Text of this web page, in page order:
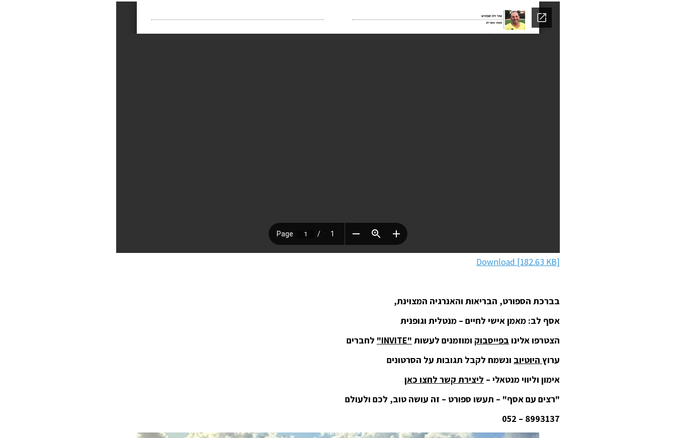
Download [182.63 KB]
בברכת הספורט, הבריאות והאנרגיה המצוינת,
אסף לב: מאמן אישי לחיים – מנטלית וגופנית
הצטרפו אלינו בפייסבוק ומוזמנים לעשות "INVITE"
לחברים
ערוץ היוטיוב ונשמח לקבל תגובות על הסרטונים
אימון וליווי מנטאלי – ליצירת קשר לחצו כאן
"רצים עם אסף" – תעשו ספורט – זה עושה טוב, לכם ולעולם
8993137 – 052